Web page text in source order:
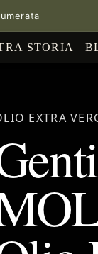
STORIA
EXTRA